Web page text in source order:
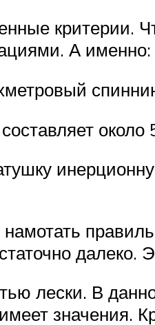
А именно:
около
лески. В
значения.